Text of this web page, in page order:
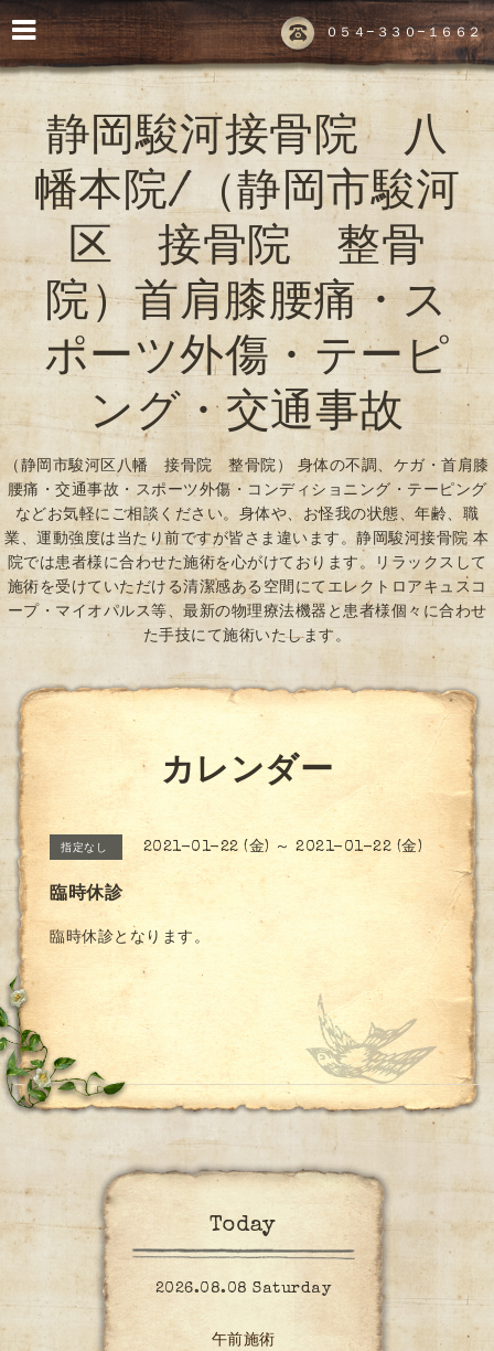
０５４-３３０-１６６２
静岡駿河接骨院 八
幡本院/（静岡市駿河
区 接骨院 整骨
院）首肩膝腰痛・ス
ポーツ外傷・テーピ
ング・交通事故
（静岡市駿河区八幡 接骨院 整骨院） 身体の不調、ケガ・首肩膝
腰痛・交通事故・スポーツ外傷・コンディショニング・テーピング
などお気軽にご相談ください。身体や、お怪我の状態、年齢、職
業、運動強度は当たり前ですが皆さま違います。静岡駿河接骨院 本
院では患者様に合わせた施術を心がけております。リラックスして
施術を受けていただける清潔感ある空間にてエレクトロアキュスコ
ープ・マイオパルス等、最新の物理療法機器と患者様個々に合わせ
た手技にて施術いたします。
カレンダー
指定なし 2021-01-22 (金) ～ 2021-01-22 (金)
臨時休診
臨時休診となります。
Today
2026.08.08 Saturday
午前施術